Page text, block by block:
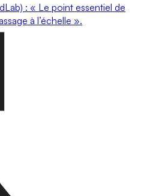
: « Le point essentiel de
à l’échelle ».